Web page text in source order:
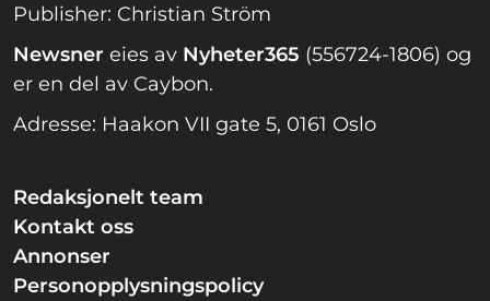
Publisher: Christian Ström
Newsner eies av Nyheter365 (556724-1806) og
er en del av Caybon.
Adresse: Haakon VII gate 5, 0161 Oslo
Redaksjonelt team
Kontakt oss
Annonser
Personopplysningspolicy